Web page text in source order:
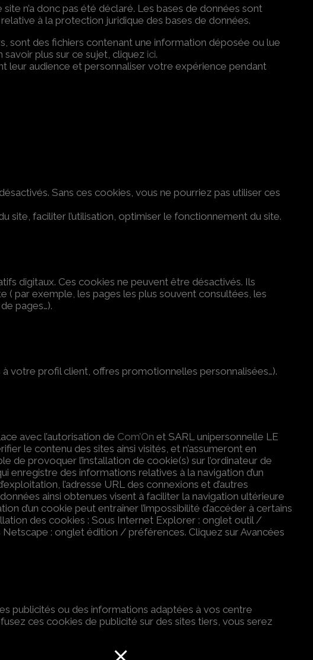
n’a donc pas été déclaré. Les bases de données sont
à la protection juridique des bases de données.
sont des fichiers contenant une information déposée ou lue
plus sur ce sujet, cliquez ici.
leur audience et personnaliser votre expérience pendant
Sans ces cookies, vous ne pourriez pas utiliser ces
site, faciliter l’utilisation, optimiser le fonctionnement du site.
digitaux. Ces cookies ne peuvent être désactivés. Ils
( par exemple, les pages les plus souvent consultées, les
pages…).
votre profil client, offres promotionnelles personnalisées…).
avec l’autorisation de Com’On et SARL unipersonnelle LE
le contenu des sites ainsi visités, et n’assumeront en
de provoquer l’installation de cookie(s) sur l’ordinateur de
enregistre des informations relatives à la navigation d’un
l’adresse URL des connexions et d’autres
ainsi obtenues visent à faciliter la navigation ultérieure
d’un cookie peut entraîner l’impossibilité d’accéder à certains
des cookies : Sous Internet Explorer : onglet outil /
: onglet édition / préférences. Cliquez sur Avancées
publicités ou des informations adaptées à vos centre
ces cookies de publicité sur des sites tiers, vous serez